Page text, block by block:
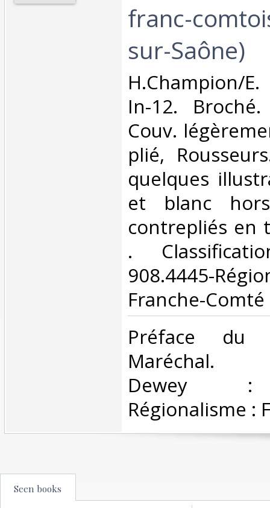
franc-
sur-Saône)‎
‎H.Champion/
In-12.
Couv.
plié,
quelques
et blanc
contrepliés en
.
908.4445-
Franche-Comté‎
‎Préface du
Maréchal.
Dewey :
Régionalisme :
Seen books